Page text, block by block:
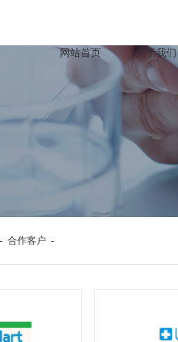
网站首页 关于我们
- 合作客户 -